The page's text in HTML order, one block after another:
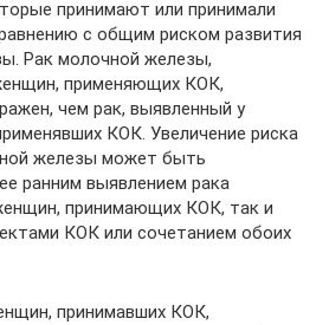
принимают или принимали
с общим риском развития
Рак молочной железы,
применяющих КОК,
чем рак, выявленный у
КОК. Увеличение риска
железы может быть
ранним выявлением рака
принимающих КОК, так и
КОК или сочетанием обоих
принимавших КОК,